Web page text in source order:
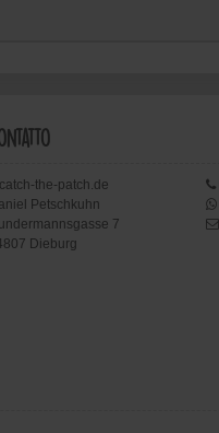
catch-the-patch.de
Petschkuhn
7
Dieburg